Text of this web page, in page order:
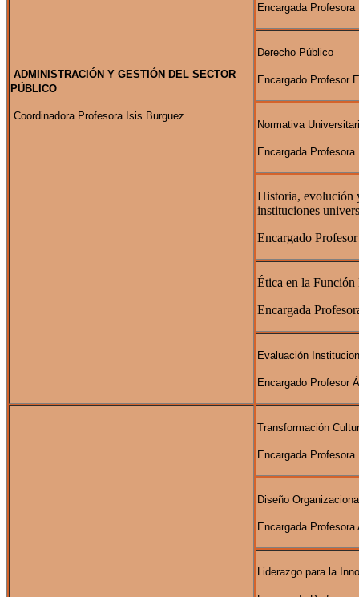
ADMINISTRACIÓN Y GESTIÓN DEL SECTOR
PÚBLICO
Coordinadora Profesora Isis Burguez
Encargada
Derecho Público
Encargado Profesor
Normativa
Encargada Profesora
Historia, evolución
instituciones
Encargado
Ética en la Función
Encargada
Evaluación
Encargado Profesor
Transformación
Encargada
Diseño
Encargada Profesora
Liderazgo para la